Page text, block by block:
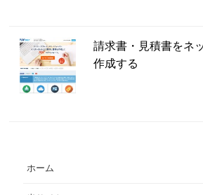
請求書・見積書をネ
作成する
ホーム